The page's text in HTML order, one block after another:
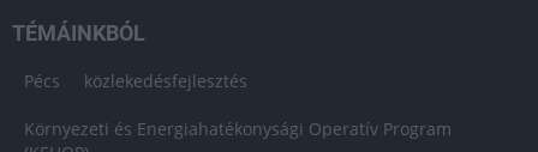
TÉMÁINKBÓL
Pécs közlekedésfejlesztés
Környezeti és Energiahatékonysági Operatív Program